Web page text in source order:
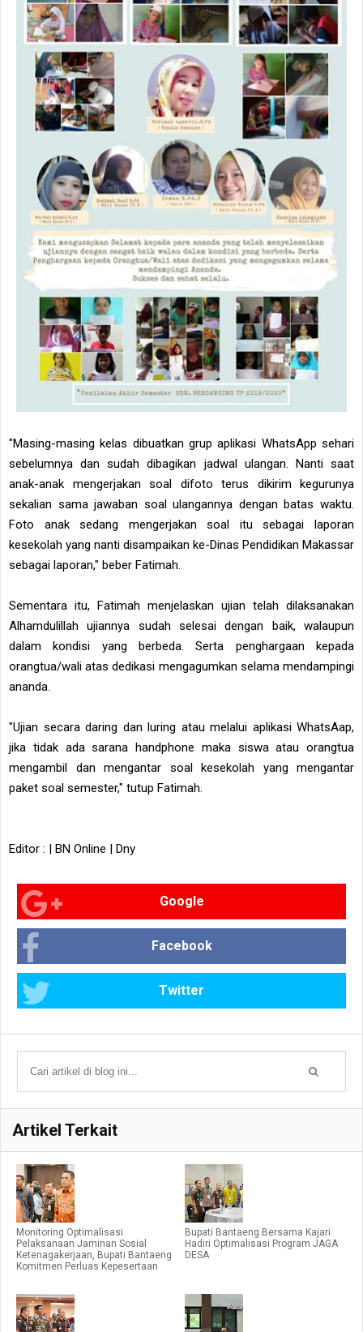
"Masing-masing kelas dibuatkan grup aplikasi WhatsApp sehari
sebelumnya dan sudah dibagikan jadwal ulangan. Nanti saat
anak-anak mengerjakan soal difoto terus dikirim kegurunya
sekalian sama jawaban soal ulangannya dengan batas waktu.
Foto anak sedang mengerjakan soal itu sebagai laporan
kesekolah yang nanti disampaikan ke-Dinas Pendidikan Makassar
sebagai laporan," beber Fatimah.
Sementara itu, Fatimah menjelaskan ujian telah dilaksanakan
Alhamdulillah ujiannya sudah selesai dengan baik, walaupun
dalam kondisi yang berbeda. Serta penghargaan kepada
orangtua/wali atas dedikasi mengagumkan selama mendampingi
ananda.
"Ujian secara daring dan luring atau melalui aplikasi WhatsAap,
jika tidak ada sarana handphone maka siswa atau orangtua
mengambil dan mengantar soal kesekolah yang mengantar
paket soal semester," tutup Fatimah.
Editor : | BN Online | Dny
Google
Facebook
Twitter
Artikel Terkait
Monitoring Optimalisasi
Pelaksanaan Jaminan Sosial
Ketenagakerjaan, Bupati Bantaeng
Komitmen Perluas Kepesertaan
Bupati Bantaeng Bersama Kajari
Hadiri Optimalisasi Program JAGA
DESA